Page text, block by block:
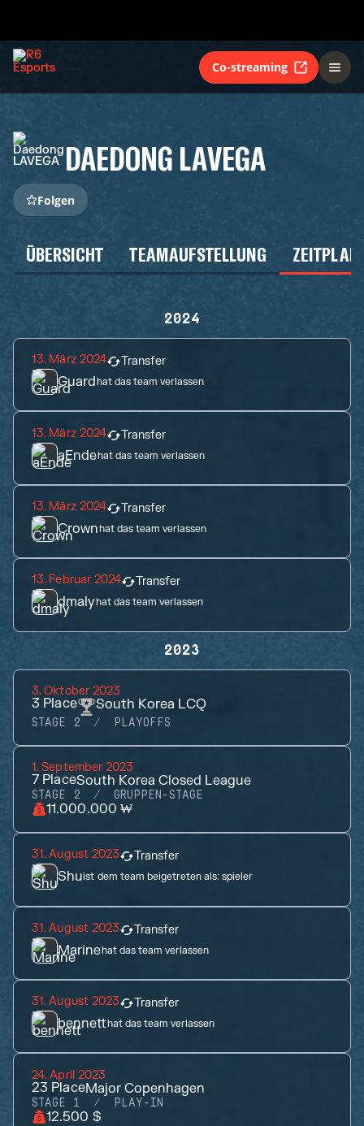
Co-streaming
DAEDONG LAVEGA
Folgen
ÜBERSICHT TEAMAUFSTELLUNG ZEITPLAN
2024
13. März 2024 Transfer
Guardhat das team verlassen
13. März 2024 Transfer
aEndehat das team verlassen
13. März 2024 Transfer
Crownhat das team verlassen
13. Februar 2024 Transfer
dmalyhat das team verlassen
2023
3. Oktober 2023
3 Place South Korea LCQ
STAGE 2 PLAYOFFS
1. September 2023
7 PlaceSouth Korea Closed League
STAGE 2 GRUPPEN-STAGE
11.000.000 ₩
31. August 2023 Transfer
Shuist dem team beigetreten als:spieler
31. August 2023 Transfer
Marinehat das team verlassen
31. August 2023 Transfer
bennetthat das team verlassen
24. April 2023
23 PlaceMajor Copenhagen
STAGE 1 PLAY-IN
12.500 $